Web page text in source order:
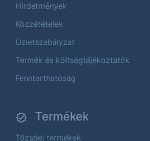
Hirdetmények
Közzétételek
Üzletszabályzat
Termék és költségtájékoztatók
Fenntarthatóság
Termékek
Tőzsdei termékek